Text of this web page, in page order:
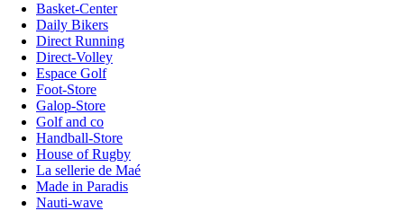
Basket-Center
Daily Bikers
Direct Running
Direct-Volley
Espace Golf
Foot-Store
Galop-Store
Golf and co
Handball-Store
House of Rugby
La sellerie de Maé
Made in Paradis
Nauti-wave